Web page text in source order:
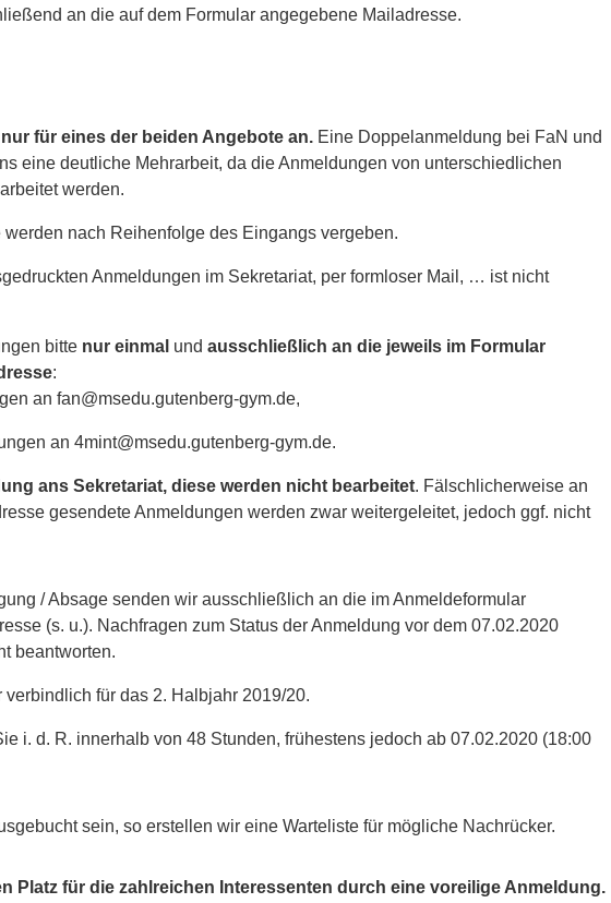
an die auf dem Formular angegebene Mailadresse.
für eines der beiden Angebote an. Eine Doppelanmeldung bei FaN und
eine deutliche Mehrarbeit, da die Anmeldungen von unterschiedlichen
werden.
werden nach Reihenfolge des Eingangs vergeben.
Anmeldungen im Sekretariat, per formloser Mail, … ist nicht
bitte nur einmal und ausschließlich an die jeweils im Formular
:
an fan@msedu.gutenberg-gym.de,
an 4mint@msedu.gutenberg-gym.de.
ans Sekretariat, diese werden nicht bearbeitet. Fälschlicherweise an
gesendete Anmeldungen werden zwar weitergeleitet, jedoch ggf. nicht
/ Absage senden wir ausschließlich an die im Anmeldeformular
(s. u.). Nachfragen zum Status der Anmeldung vor dem 07.02.2020
beantworten.
verbindlich für das 2. Halbjahr 2019/20.
i. d. R. innerhalb von 48 Stunden, frühestens jedoch ab 07.02.2020 (18:00
sein, so erstellen wir eine Warteliste für mögliche Nachrücker.
Platz für die zahlreichen Interessenten durch eine voreilige Anmeldung.